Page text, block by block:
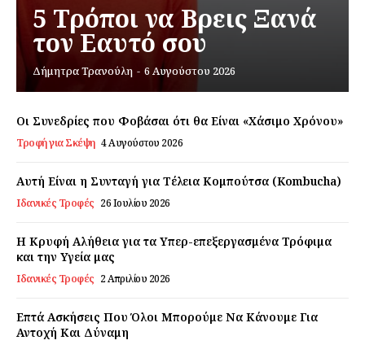
Εγγραφείτε τώρα!
Daily Food
Σχετικά με εμάς
Ο λογαριασμός μου
Επικοινωνία
5 Τρόποι να Βρεις Ξανά
τον Εαυτό σου
Δήμητρα Τρανούλη - 6 Αυγούστου 2026
Οι Συνεδρίες που Φοβάσαι ότι θα Είναι «Χάσιμο Χρόνου»
Τροφή για Σκέψη 4 Αυγούστου 2026
Αυτή Είναι η Συνταγή για Τέλεια Κομπούτσα (Kombucha)
Ιδανικές Τροφές 26 Ιουλίου 2026
Η Κρυφή Αλήθεια για τα Υπερ-επεξεργασμένα Τρόφιμα
και την Υγεία μας
Ιδανικές Τροφές 2 Απριλίου 2026
Επτά Ασκήσεις Που Όλοι Μπορούμε Να Κάνουμε Για
Αντοχή Και Δύναμη